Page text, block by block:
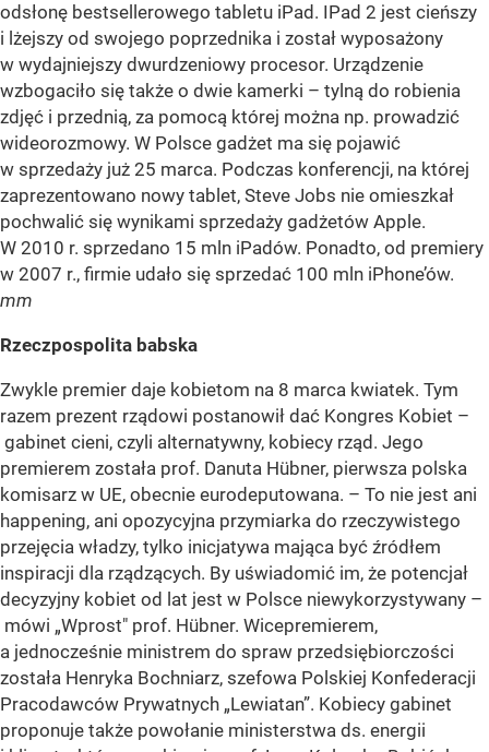
odsłonę bestsellerowego tabletu iPad. IPad 2 jest cieńszy
i lżejszy od swojego poprzednika i został wyposażony
w wydajniejszy dwurdzeniowy procesor. Urządzenie
wzbogaciło się także o dwie kamerki – tylną do robienia
zdjęć i przednią, za pomocą której można np. prowadzić
wideorozmowy. W Polsce gadżet ma się pojawić
w sprzedaży już 25 marca. Podczas konferencji, na której
zaprezentowano nowy tablet, Steve Jobs nie omieszkał
pochwalić się wynikami sprzedaży gadżetów Apple.
W 2010 r. sprzedano 15 mln iPadów. Ponadto, od premiery
w 2007 r., firmie udało się sprzedać 100 mln iPhone’ów.
mm
Rzeczpospolita babska
Zwykle premier daje kobietom na 8 marca kwiatek. Tym
razem prezent rządowi postanowił dać Kongres Kobiet –
gabinet cieni, czyli alternatywny, kobiecy rząd. Jego
premierem została prof. Danuta Hübner, pierwsza polska
komisarz w UE, obecnie eurodeputowana. – To nie jest ani
happening, ani opozycyjna przymiarka do rzeczywistego
przejęcia władzy, tylko inicjatywa mająca być źródłem
inspiracji dla rządzących. By uświadomić im, że potencjał
decyzyjny kobiet od lat jest w Polsce niewykorzystywany –
mówi „Wprost" prof. Hübner. Wicepremierem,
a jednocześnie ministrem do spraw przedsiębiorczości
została Henryka Bochniarz, szefowa Polskiej Konfederacji
Pracodawców Prywatnych „Lewiatan”. Kobiecy gabinet
proponuje także powołanie ministerstwa ds. energii